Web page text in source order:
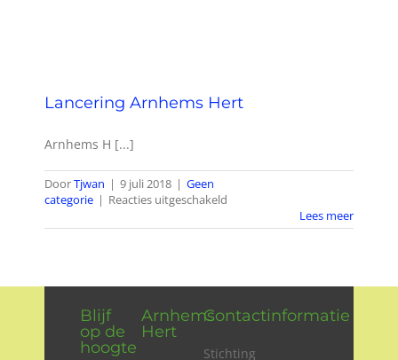
Vacatures
Lancering Arnhems Hert
Arnhems H [...]
DoorTjwan | 9 juli 2018 | Geen
categorie | Reacties uitgeschakeld
Arnhems
Lees meer
Blijf
op de
hoogte
Arnhems
Hert
Contactinformatie
Stichting